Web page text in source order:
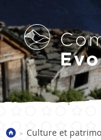
> Culture et